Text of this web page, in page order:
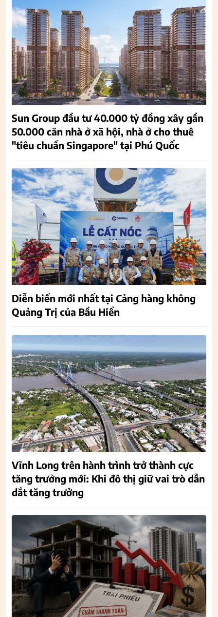
Sun Group đầu tư 40.000 tỷ đồng xây gần
50.000 căn nhà ở xã hội, nhà ở cho thuê
"tiêu chuẩn Singapore" tại Phú Quốc
Diễn biến mới nhất tại Cảng hàng không
Quảng Trị của Bầu Hiển
Vĩnh Long trên hành trình trở thành cực
tăng trưởng mới: Khi đô thị giữ vai trò dẫn
dắt tăng trưởng